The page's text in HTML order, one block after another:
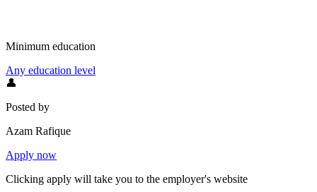
Minimum education
Any education level
👤
Posted by
Azam Rafique
Apply now
Clicking apply will take you to the employer's website